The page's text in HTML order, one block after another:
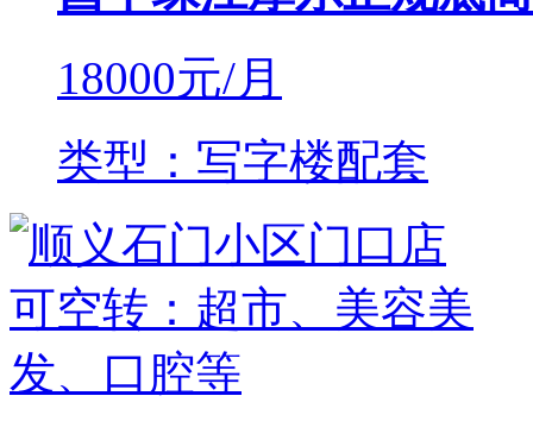
18000元/月
类型：写字楼配套